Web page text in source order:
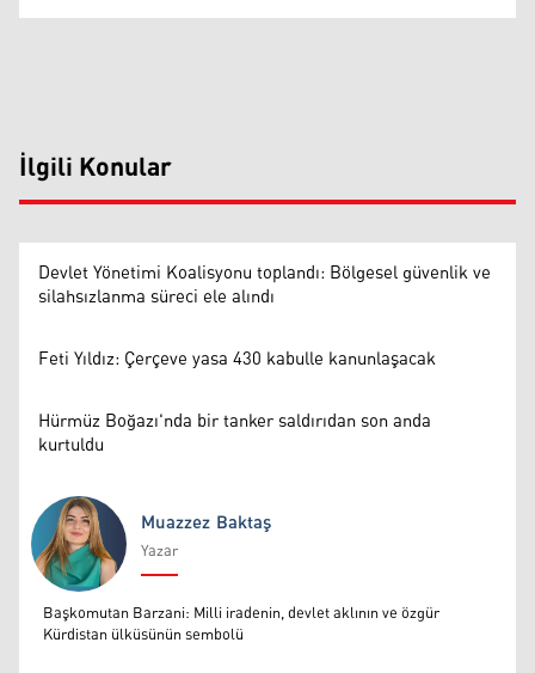
İlgili Konular
Devlet Yönetimi Koalisyonu toplandı: Bölgesel güvenlik ve
silahsızlanma süreci ele alındı
Feti Yıldız: Çerçeve yasa 430 kabulle kanunlaşacak
Hürmüz Boğazı'nda bir tanker saldırıdan son anda
kurtuldu
Muazzez Baktaş
Muazzez Baktaş
Yazar
Başkomutan Barzani: Milli iradenin, devlet aklının ve özgür
Kürdistan ülküsünün sembolü